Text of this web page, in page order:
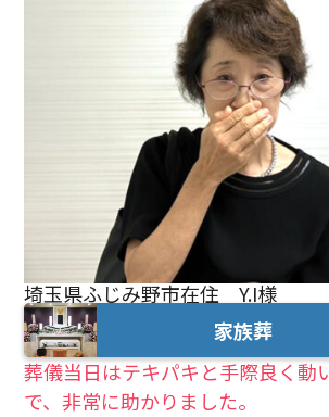
埼玉県ふじみ野市在住 Y.I様
家族葬
葬儀当日はテキパキと手際良く動
で、非常に助かりました。